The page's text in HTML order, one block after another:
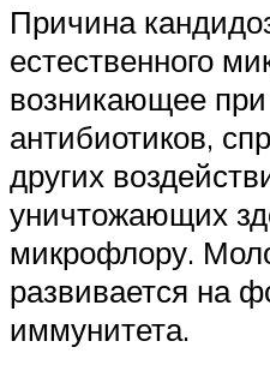
Причина
естественного
возникающее
антибиотиков,
других
уничтожающих
микрофлору.
развивается на
иммунитета.